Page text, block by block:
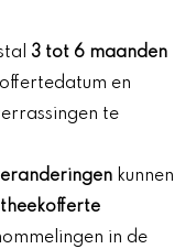
3 tot 6 maanden
en
te
kunnen
in de